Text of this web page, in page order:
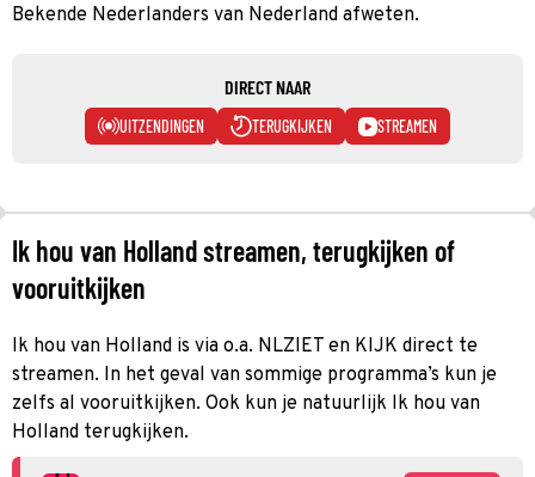
Bekende Nederlanders van Nederland afweten.
DIRECT NAAR
UITZENDINGEN TERUGKIJKEN STREAMEN
Ik hou van Holland streamen, terugkijken of
vooruitkijken
Ik hou van Holland is via o.a. NLZIET en KIJK direct te
streamen. In het geval van sommige programma’s kun je
zelfs al vooruitkijken. Ook kun je natuurlijk Ik hou van
Holland terugkijken.